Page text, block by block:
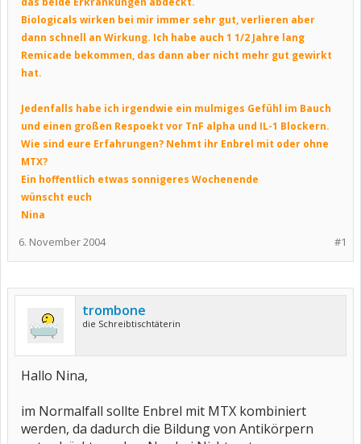
Biologicals wirken bei mir immer sehr gut, verlieren aber
dann schnell an Wirkung. Ich habe auch 1 1/2 Jahre lang
Remicade bekommen, das dann aber nicht mehr gut gewirkt
hat.
Jedenfalls habe ich irgendwie ein mulmiges Gefühl im Bauch
und einen großen Respoekt vor TnF alpha und IL-1 Blockern.
Wie sind eure Erfahrungen? Nehmt ihr Enbrel mit oder ohne
MTX?
Ein hoffentlich etwas sonnigeres Wochenende
wünscht euch
Nina
#1
6. November 2004
trombone
die Schreibtischtäterin
Hallo Nina,
im Normalfall sollte Enbrel mit MTX kombiniert
werden, da dadurch die Bildung von Antikörpern